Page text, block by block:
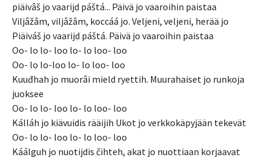
piäivâš jo vaarijd páštá... Päivä jo vaaroihin paistaa
Viljâžâm, viljâžâm, koccáá jo. Veljeni, veljeni, herää jo
Piäiváš jo vaarijd páštá. Päivä jo vaaroihin paistaa
Oo- lo lo- loo lo- lo loo- loo
Oo- lo lo-loo lo- lo loo- loo
Kuuđhah jo muorâi mield ryettih. Muurahaiset jo runkoja
juoksee
Oo- lo lo- loo lo- lo loo- loo
Kálláh jo kiävuidis rääijih Ukot jo verkkokäpyjään tekevät
Oo- lo lo- loo lo- lo loo- loo
Káálguh jo nuotijdis čihteh, akat jo nuottiaan korjaavat